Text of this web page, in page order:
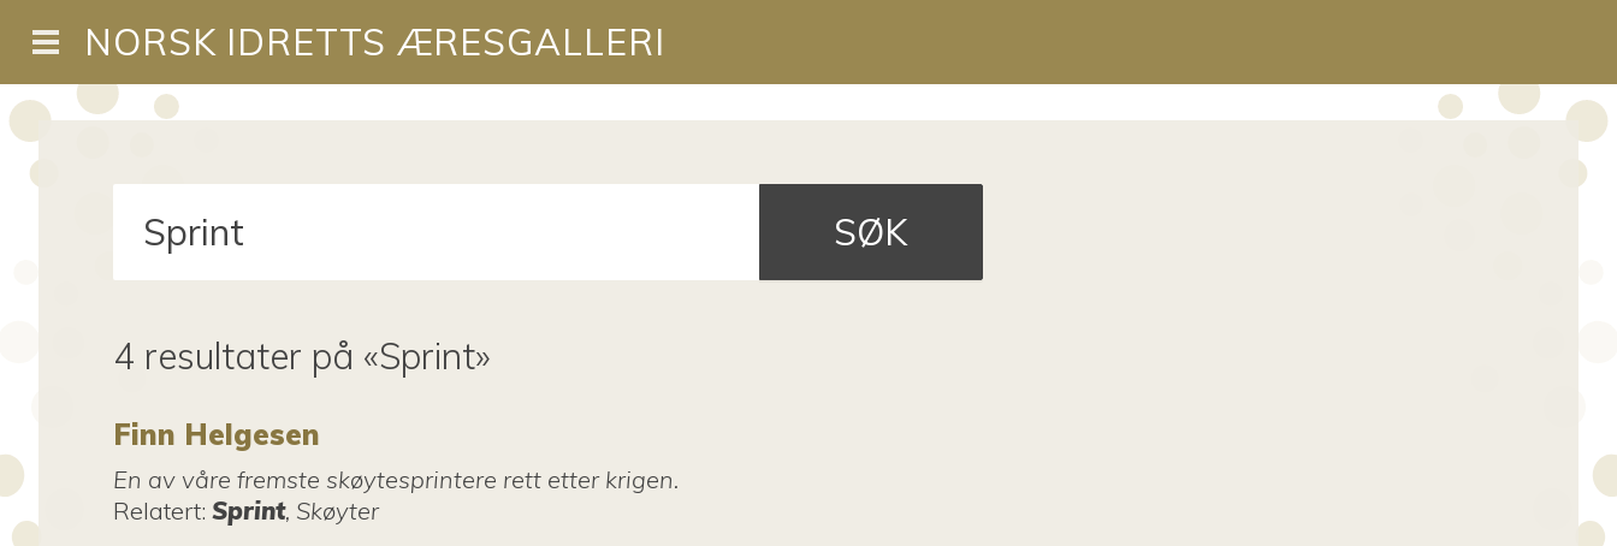
NORSK IDRETTS ÆRESGALLERI
SØK
4 resultater på «Sprint»
Finn Helgesen
En av våre fremste skøytesprintere rett etter krigen.
Relatert: Sprint, Skøyter